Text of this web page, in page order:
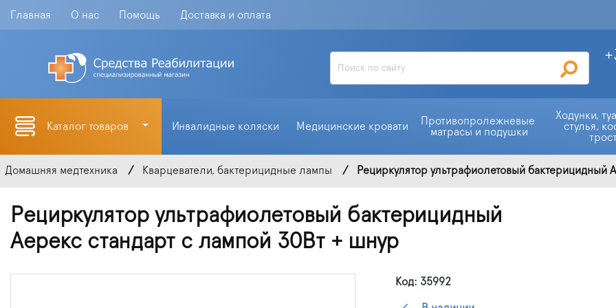
Главная О нас Помощь Доставка и оплата
Каталог товаров Инвалидные коляски Медицинские кровати
Противопролежневые
матрасы и подушки
Ходунки,
стулья,
Домашняя медтехника Кварцеватели, бактерицидные лампы Рециркулятор ультрафиолетовый бактерицидный
Рециркулятор ультрафиолетовый бактерицидный
Аерекс стандарт с лампой 30Вт + шнур
Код: 35992